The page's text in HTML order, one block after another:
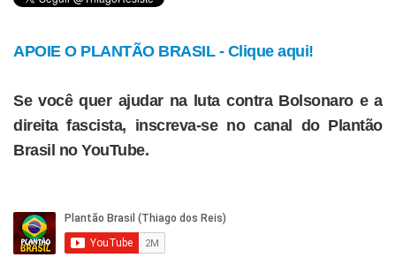
APOIE O PLANTÃO BRASIL - Clique aqui!
Se você quer ajudar na luta contra Bolsonaro e a
direita fascista, inscreva-se no canal do Plantão
Brasil no YouTube.